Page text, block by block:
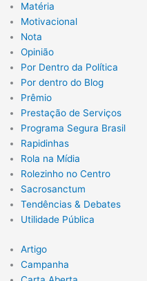
Matéria
Motivacional
Nota
Opinião
Por Dentro da Política
Por dentro do Blog
Prêmio
Prestação de Serviços
Programa Segura Brasil
Rapidinhas
Rola na Mídia
Rolezinho no Centro
Sacrosanctum
Tendências & Debates
Utilidade Pública
Artigo
Campanha